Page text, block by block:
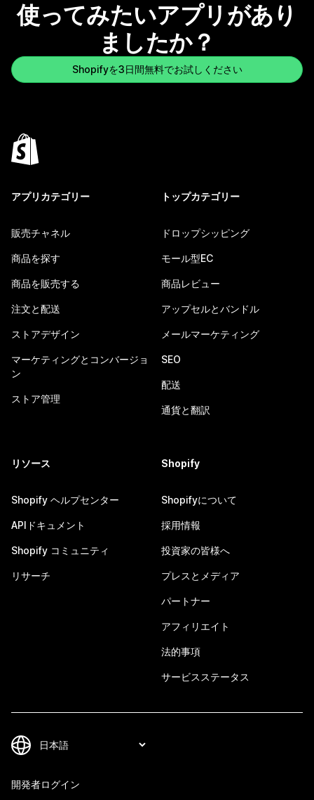
使ってみたいアプリがあり
ましたか？
Shopifyを3日間無料でお試しください
アプリカテゴリー
販売チャネル
商品を探す
商品を販売する
注文と配送
ストアデザイン
マーケティングとコンバージョ
ン
ストア管理
トップカテゴリー
ドロップシッピング
モール型EC
商品レビュー
アップセルとバンドル
メールマーケティング
SEO
配送
通貨と翻訳
リソース
Shopify ヘルプセンター
APIドキュメント
Shopify コミュニティ
リサーチ
Shopify
Shopifyについて
採用情報
投資家の皆様へ
プレスとメディア
パートナー
アフィリエイト
法的事項
サービスステータス
開発者ログイン